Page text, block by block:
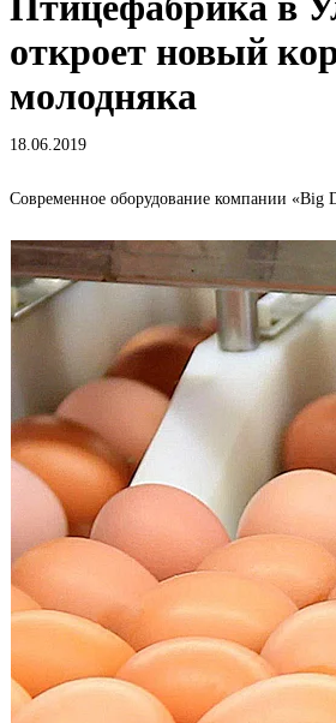
откроет новый
молодняка
18.06.2019
Современное оборудование компании «Big